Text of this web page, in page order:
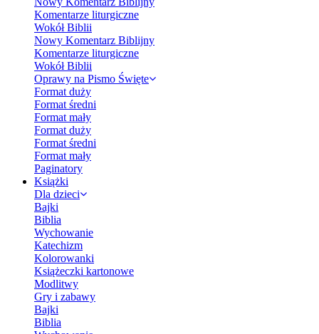
Komentarze liturgiczne
Wokół Biblii
Nowy Komentarz Biblijny
Komentarze liturgiczne
Wokół Biblii
Oprawy na Pismo Święte
Format duży
Format średni
Format mały
Format duży
Format średni
Format mały
Paginatory
Książki
Dla dzieci
Bajki
Biblia
Wychowanie
Katechizm
Kolorowanki
Książeczki kartonowe
Modlitwy
Gry i zabawy
Bajki
Biblia